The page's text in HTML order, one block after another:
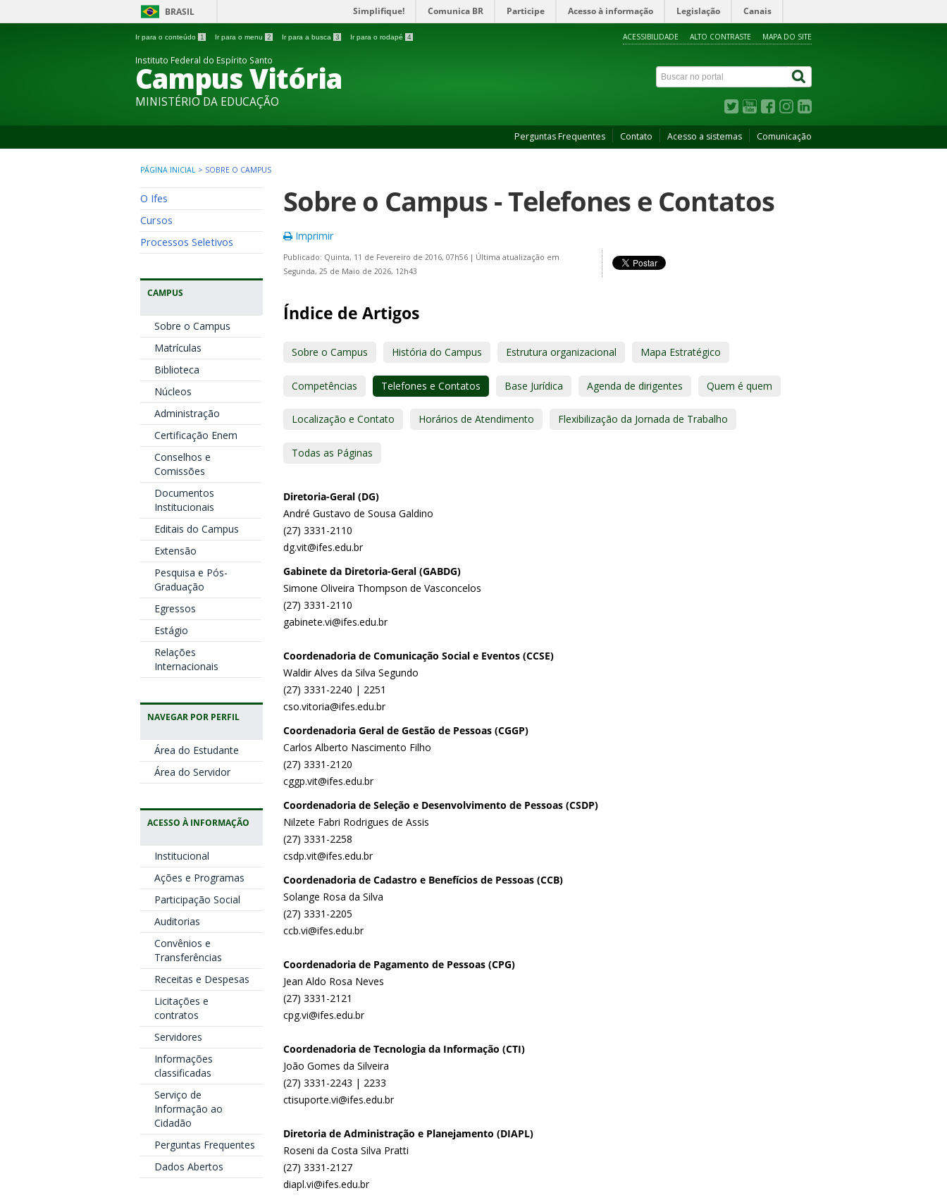
BRASIL Simplifique! Comunica BR Participe Acesso à informação Legislação Canais
Ir para o conteúdo 1 Ir para o menu 2 Ir para a busca 3 Ir para o rodapé 4 ACESSIBILIDADE ALTO CONTRASTE MAPA DO SITE
Instituto Federal do Espírito Santo
Campus Vitória
MINISTÉRIO DA EDUCAÇÃO
Perguntas Frequentes Contato Acesso a sistemas Comunicação
PÁGINA INICIAL > SOBRE O CAMPUS
O Ifes
Cursos
Processos Seletivos
CAMPUS
Sobre o Campus
Matrículas
Biblioteca
Núcleos
Administração
Certificação Enem
Conselhos e
Comissões
Documentos
Institucionais
Editais do Campus
Extensão
Pesquisa e Pós-
Graduação
Egressos
Estágio
Relações
Internacionais
NAVEGAR POR PERFIL
Área do Estudante
Área do Servidor
ACESSO À INFORMAÇÃO
Institucional
Ações e Programas
Participação Social
Auditorias
Convênios e
Transferências
Receitas e Despesas
Licitações e
contratos
Servidores
Informações
classificadas
Serviço de
Informação ao
Cidadão
Perguntas Frequentes
Dados Abertos
Sobre o Campus - Telefones e Contatos
Imprimir
Publicado: Quinta, 11 de Fevereiro de 2016, 07h56 | Última atualização em
Segunda, 25 de Maio de 2026, 12h43
Índice de Artigos
Sobre o Campus História do Campus Estrutura organizacional Mapa Estratégico
Competências Telefones e Contatos Base Jurídica Agenda de dirigentes Quem é quem
Localização e Contato Horários de Atendimento Flexibilização da Jornada de Trabalho
Todas as Páginas
Diretoria-Geral (DG)
André Gustavo de Sousa Galdino
(27) 3331-2110
dg.vit@ifes.edu.br
Gabinete da Diretoria-Geral (GABDG)
Simone Oliveira Thompson de Vasconcelos
(27) 3331-2110
gabinete.vi@ifes.edu.br
Coordenadoria de Comunicação Social e Eventos (CCSE)
Waldir Alves da Silva Segundo
(27) 3331-2240 | 2251
cso.vitoria@ifes.edu.br
Coordenadoria Geral de Gestão de Pessoas (CGGP)
Carlos Alberto Nascimento Filho
(27) 3331-2120
cggp.vit@ifes.edu.br
Coordenadoria de Seleção e Desenvolvimento de Pessoas (CSDP)
Nilzete Fabri Rodrigues de Assis
(27) 3331-2258
csdp.vit@ifes.edu.br
Coordenadoria de Cadastro e Benefícios de Pessoas (CCB)
Solange Rosa da Silva
(27) 3331-2205
ccb.vi@ifes.edu.br
Coordenadoria de Pagamento de Pessoas (CPG)
Jean Aldo Rosa Neves
(27) 3331-2121
cpg.vi@ifes.edu.br
Coordenadoria de Tecnologia da Informação (CTI)
João Gomes da Silveira
(27) 3331-2243 | 2233
ctisuporte.vi@ifes.edu.br
Diretoria de Administração e Planejamento (DIAPL)
Roseni da Costa Silva Pratti
(27) 3331-2127
diapl.vi@ifes.edu.br